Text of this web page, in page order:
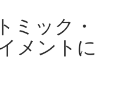
ミック・
メントに